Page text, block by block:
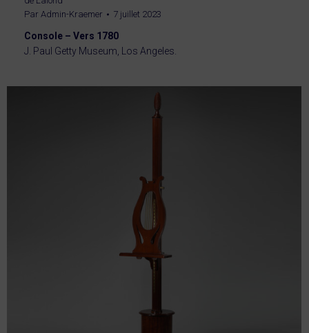
Par Admin-Kraemer 7 juillet 2023
Console – Vers 1780
J. Paul Getty Museum, Los Angeles.